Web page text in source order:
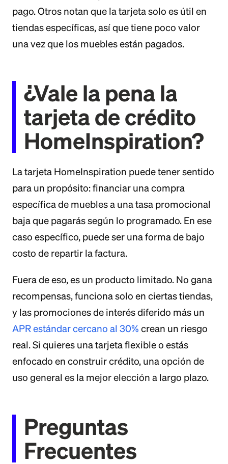
pago. Otros notan que la tarjeta solo es útil en
tiendas específicas, así que tiene poco valor
una vez que los muebles están pagados.
¿Vale la pena la
tarjeta de crédito
HomeInspiration?
La tarjeta HomeInspiration puede tener sentido
para un propósito: financiar una compra
específica de muebles a una tasa promocional
baja que pagarás según lo programado. En ese
caso específico, puede ser una forma de bajo
costo de repartir la factura.
Fuera de eso, es un producto limitado. No gana
recompensas, funciona solo en ciertas tiendas,
y las promociones de interés diferido más un
APR estándar cercano al 30% crean un riesgo
real. Si quieres una tarjeta flexible o estás
enfocado en construir crédito, una opción de
uso general es la mejor elección a largo plazo.
Preguntas
Frecuentes